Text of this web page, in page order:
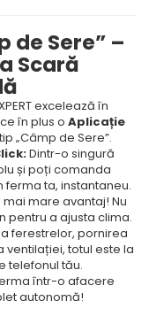
de Sere” –
Scară
excelează în
în plus o Aplicație
„Câmp de Sere”.
Dintr-o singură
și poți comanda
ta, instantaneu.
mare avantaj! Nu
pentru a ajusta clima.
ferestrelor, pornirea
ventilației, totul este la
telefonul tău.
într-o afacere
autonomă!